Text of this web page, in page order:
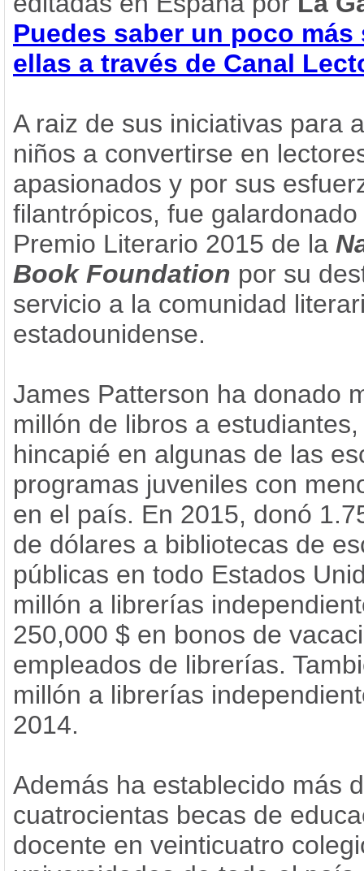
Puedes saber un poco más
ellas a través de Canal
A raiz de sus iniciativas para
niños a convertirse en
apasionados y por sus
filantrópicos, fue
Premio Literario 2015 de la
Book Foundation por su
servicio a la comunidad
estadounidense.
James Patterson ha donado
millón de libros a
hincapié en algunas de las
programas juveniles con
en el país. En 2015, donó
de dólares a bibliotecas de
públicas en todo Estados
millón a librerías
250,000 $ en bonos de
empleados de librerías.
millón a librerías
2014.
Además ha establecido más
cuatrocientas becas de
docente en veinticuatro